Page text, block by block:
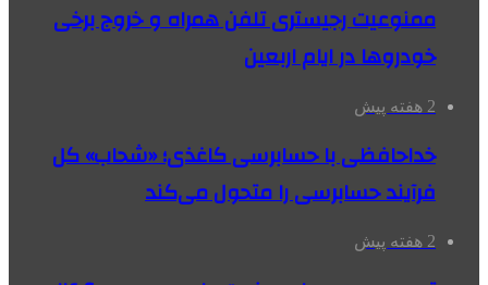
ممنوعیت رجیستری تلفن همراه و خروج برخی
خودروها در ایام اربعین
2 هفته پیش
خداحافظی با حسابرسی کاغذی؛ «شحاب» کل
فرآیند حسابرسی را متحول می‌کند
2 هفته پیش